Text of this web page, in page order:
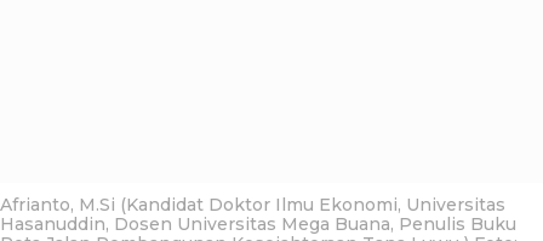
Afrianto, M.Si (Kandidat Doktor Ilmu Ekonomi, Universitas
Hasanuddin, Dosen Universitas Mega Buana, Penulis Buku